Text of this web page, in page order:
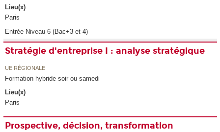
Lieu(x)
Paris
Entrée Niveau 6 (Bac+3 et 4)
Stratégie d'entreprise I : analyse stratégique
UE RÉGIONALE
Formation hybride soir ou samedi
Lieu(x)
Paris
Prospective, décision, transformation